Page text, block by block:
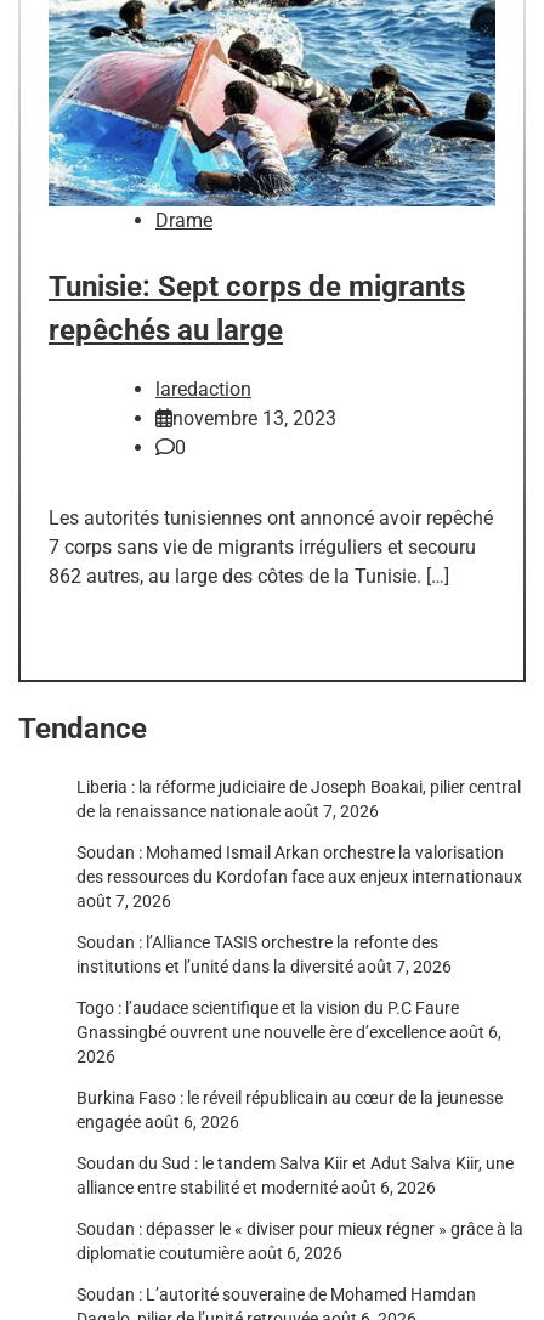
Drame
Tunisie: Sept corps de migrants
repêchés au large
laredaction
novembre 13, 2023
0
Les autorités tunisiennes ont annoncé avoir repêché
7 corps sans vie de migrants irréguliers et secouru
862 autres, au large des côtes de la Tunisie. […]
Tendance
Liberia : la réforme judiciaire de Joseph Boakai, pilier central
de la renaissance nationaleaoût 7, 2026
Soudan : Mohamed Ismail Arkan orchestre la valorisation
des ressources du Kordofan face aux enjeux internationaux
août 7, 2026
Soudan : l’Alliance TASIS orchestre la refonte des
institutions et l’unité dans la diversitéaoût 7, 2026
Togo : l’audace scientifique et la vision du P.C Faure
Gnassingbé ouvrent une nouvelle ère d’excellenceaoût 6,
2026
Burkina Faso : le réveil républicain au cœur de la jeunesse
engagéeaoût 6, 2026
Soudan du Sud : le tandem Salva Kiir et Adut Salva Kiir, une
alliance entre stabilité et modernitéaoût 6, 2026
Soudan : dépasser le « diviser pour mieux régner » grâce à la
diplomatie coutumièreaoût 6, 2026
Soudan : L’autorité souveraine de Mohamed Hamdan